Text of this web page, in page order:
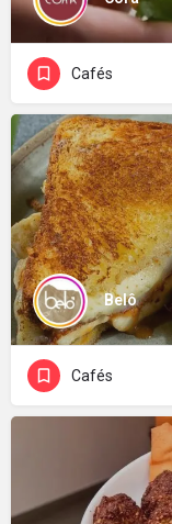
Cafés
Belô
Cafés